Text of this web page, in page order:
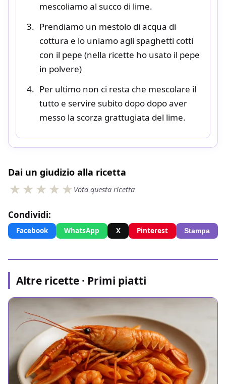
mescoliamo al succo di lime.
Prendiamo un mestolo di acqua di
cottura e lo uniamo agli spaghetti cotti
con il pepe (nella ricette ho usato il pepe
in polvere)
Per ultimo non ci resta che mescolare il
tutto e servire subito dopo dopo aver
messo la scorza grattugiata del lime.
Dai un giudizio alla ricetta
Vota questa ricetta
Condividi:
Facebook WhatsApp X Pinterest Stampa
Altre ricette · Primi piatti